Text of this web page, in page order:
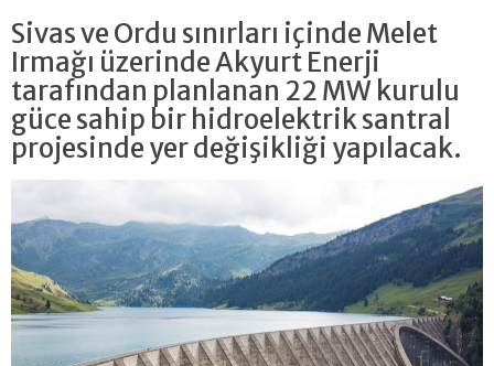
Sivas ve Ordu sınırları içinde Melet
Irmağı üzerinde Akyurt Enerji
tarafından planlanan 22 MW kurulu
güce sahip bir hidroelektrik santral
projesinde yer değişikliği yapılacak.